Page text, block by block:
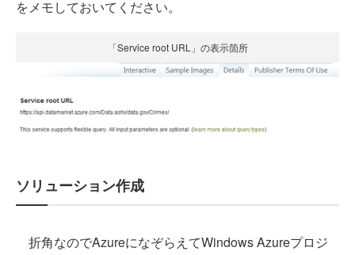
をメモしておいてください。
「Service root URL」の表示箇所
ソリューション作成
折角なのでAzureになぞらえてWindows Azureプロジ